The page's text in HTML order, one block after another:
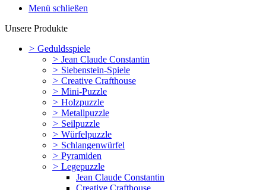
Menü schließen
Unsere Produkte
> Geduldsspiele
> Jean Claude Constantin
> Siebenstein-Spiele
> Creative Crafthouse
> Mini-Puzzle
> Holzpuzzle
> Metallpuzzle
> Seilpuzzle
> Würfelpuzzle
> Schlangenwürfel
> Pyramiden
> Legepuzzle
Jean Claude Constantin
Creative Crafthouse